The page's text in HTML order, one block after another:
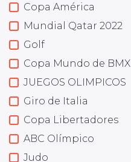
Copa América
Mundial Qatar 2022
Golf
Copa Mundo de BMX
JUEGOS OLIMPICOS
Giro de Italia
Copa Libertadores
ABC Olímpico
Judo